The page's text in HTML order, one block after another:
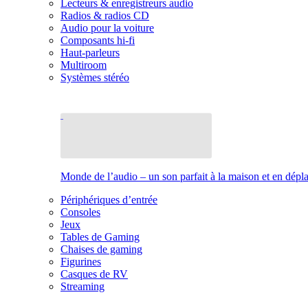
Lecteurs & enregistreurs audio
Radios & radios CD
Audio pour la voiture
Composants hi-fi
Haut-parleurs
Multiroom
Systèmes stéréo
Monde de l’audio – un son parfait à la maison et en
Périphériques d’entrée
Consoles
Jeux
Tables de Gaming
Chaises de gaming
Figurines
Casques de RV
Streaming